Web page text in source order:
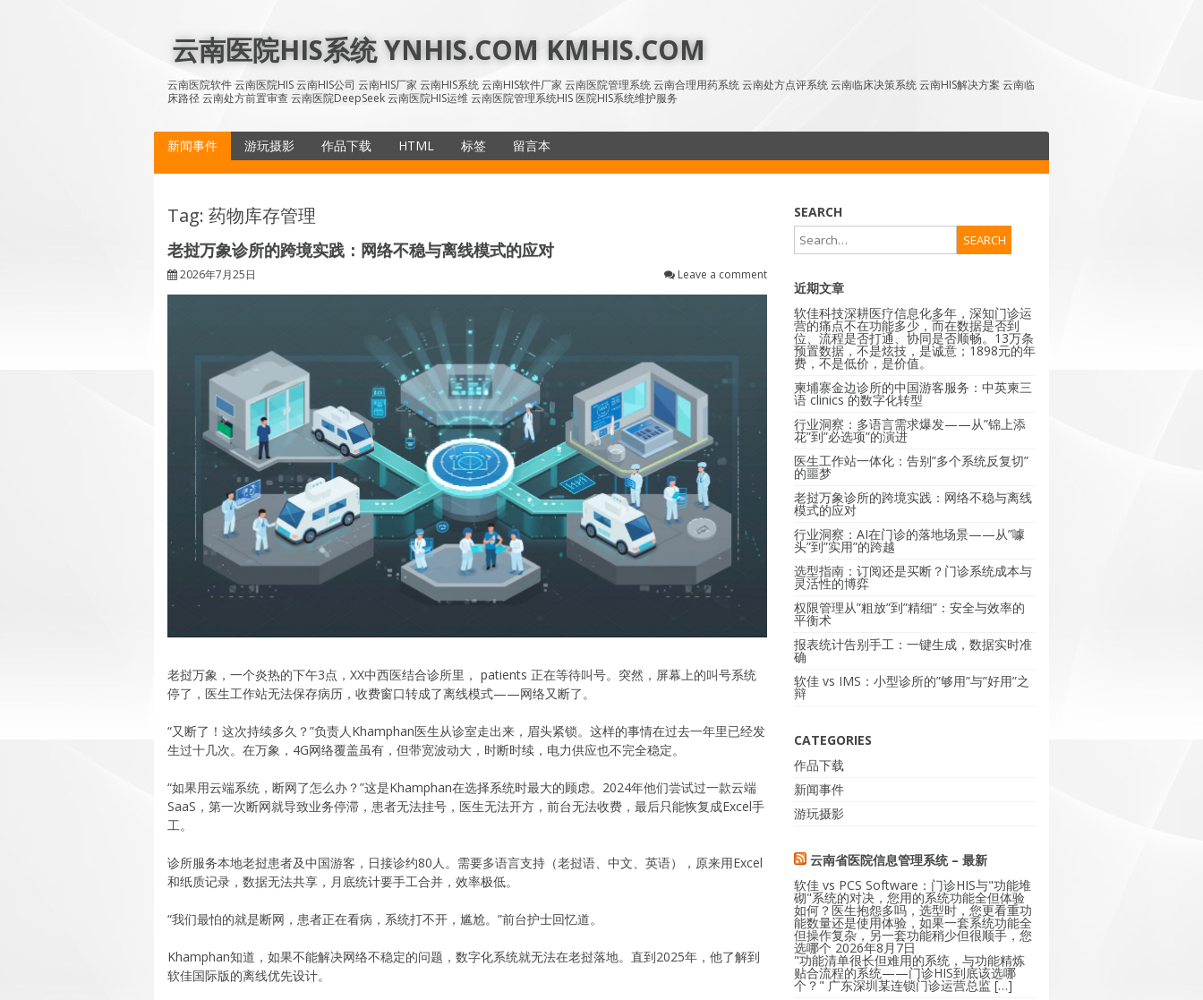
content
云南医院HIS系统 YNHIS.COM KMHIS.COM
云南医院软件 云南医院HIS 云南HIS公司 云南HIS厂家 云南HIS系统 云南HIS软件厂家 云南医院管理系统 云南合理用药系统 云南处方点评系统 云南临床决策系统 云南HIS解决方案 云南临
床路径 云南处方前置审查 云南医院DeepSeek 云南医院HIS运维 云南医院管理系统HIS 医院HIS系统维护服务
新闻事件 游玩摄影 作品下载
HTML
SiteMap
标签 留言本
Tag: 药物库存管理
老挝万象诊所的跨境实践：网络不稳与离线模式的应对
2026年7月25日 Leave a comment
老挝万象，一个炎热的下午3点，XX中西医结合诊所里， patients 正在等待叫号。突然，屏幕上的叫号系统
停了，医生工作站无法保存病历，收费窗口转成了离线模式——网络又断了。
“又断了！这次持续多久？”负责人Khamphan医生从诊室走出来，眉头紧锁。这样的事情在过去一年里已经发
生过十几次。在万象，4G网络覆盖虽有，但带宽波动大，时断时续，电力供应也不完全稳定。
“如果用云端系统，断网了怎么办？”这是Khamphan在选择系统时最大的顾虑。2024年他们尝试过一款云端
SaaS，第一次断网就导致业务停滞，患者无法挂号，医生无法开方，前台无法收费，最后只能恢复成Excel手
工。
诊所服务本地老挝患者及中国游客，日接诊约80人。需要多语言支持（老挝语、中文、英语），原来用Excel
和纸质记录，数据无法共享，月底统计要手工合并，效率极低。
“我们最怕的就是断网，患者正在看病，系统打不开，尴尬。”前台护士回忆道。
Khamphan知道，如果不能解决网络不稳定的问题，数字化系统就无法在老挝落地。直到2025年，他了解到
软佳国际版的离线优先设计。
SEARCH
近期文章
软佳科技深耕医疗信息化多年，深知门诊运
营的痛点不在功能多少，而在数据是否到
位、流程是否打通、协同是否顺畅。13万条
预置数据，不是炫技，是诚意；1898元的年
费，不是低价，是价值。
柬埔寨金边诊所的中国游客服务：中英柬三
语 clinics 的数字化转型
行业洞察：多语言需求爆发——从”锦上添
花”到”必选项”的演进
医生工作站一体化：告别”多个系统反复切”
的噩梦
老挝万象诊所的跨境实践：网络不稳与离线
模式的应对
行业洞察：AI在门诊的落地场景——从”噱
头”到”实用”的跨越
选型指南：订阅还是买断？门诊系统成本与
灵活性的博弈
权限管理从”粗放”到”精细”：安全与效率的
平衡术
报表统计告别手工：一键生成，数据实时准
确
软佳 vs IMS：小型诊所的”够用”与”好用”之
辩
CATEGORIES
作品下载
新闻事件
游玩摄影
云南省医院信息管理系统 – 最新
软佳 vs PCS Software：门诊HIS与"功能堆
砌"系统的对决，您用的系统功能全但体验
如何？医生抱怨多吗，选型时，您更看重功
能数量还是使用体验，如果一套系统功能全
但操作复杂，另一套功能稍少但很顺手，您
选哪个 2026年8月7日
"功能清单很长但难用的系统，与功能精炼
贴合流程的系统——门诊HIS到底该选哪
个？" 广东深圳某连锁门诊运营总监 […]